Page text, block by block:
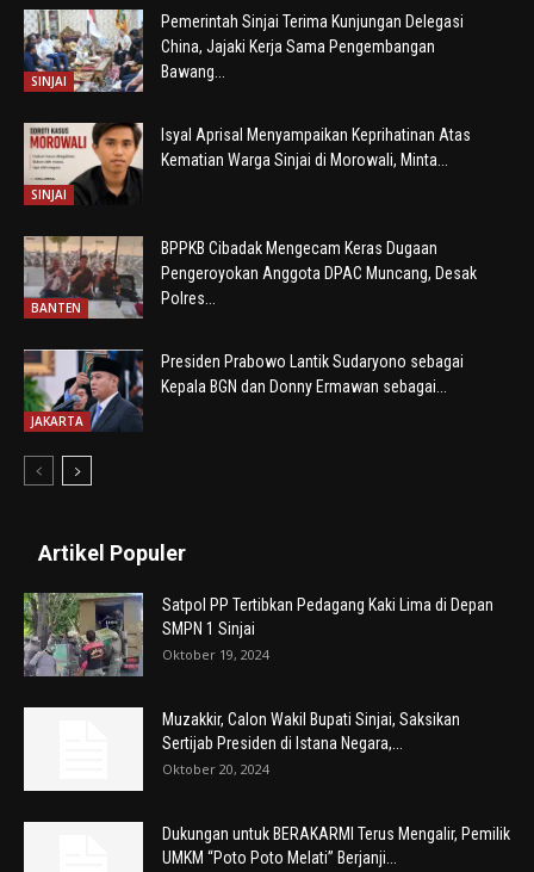
SINJAI
Pemerintah Sinjai Terima Kunjungan Delegasi
China, Jajaki Kerja Sama Pengembangan
Bawang...
SINJAI
Isyal Aprisal Menyampaikan Keprihatinan Atas
Kematian Warga Sinjai di Morowali, Minta...
BANTEN
BPPKB Cibadak Mengecam Keras Dugaan
Pengeroyokan Anggota DPAC Muncang, Desak
Polres...
JAKARTA
Presiden Prabowo Lantik Sudaryono sebagai
Kepala BGN dan Donny Ermawan sebagai...
Artikel Populer
Satpol PP Tertibkan Pedagang Kaki Lima di Depan
SMPN 1 Sinjai
Oktober 19, 2024
Muzakkir, Calon Wakil Bupati Sinjai, Saksikan
Sertijab Presiden di Istana Negara,...
Oktober 20, 2024
Dukungan untuk BERAKARMI Terus Mengalir, Pemilik
UMKM “Poto Poto Melati” Berjanji...